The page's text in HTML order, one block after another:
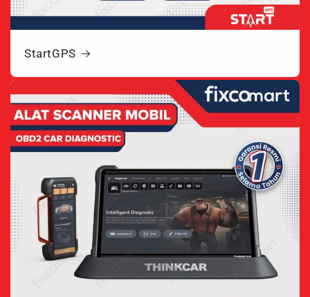
StartGPS